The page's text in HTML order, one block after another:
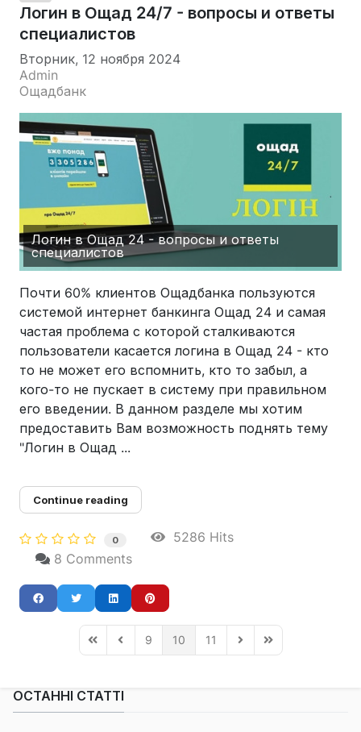
Логин в Ощад 24/7 - вопросы и ответы
специалистов
Вторник, 12 ноября 2024
Admin
Ощадбанк
Логин в Ощад 24 - вопросы и ответы
специалистов
Почти 60% клиентов Ощадбанка пользуются
системой интернет банкинга Ощад 24 и самая
частая проблема с которой сталкиваются
пользователи касается логина в Ощад 24 - кто
то не может его вспомнить, кто то забыл, а
кого-то не пускает в систему при правильном
его введении. В данном разделе мы хотим
предоставить Вам возможность поднять тему
"Логин в Ощад ...
Continue reading
0
5286 Hits
8 Comments
First PagePrevious Page
9 10 11 Next PageLast Page
ОСТАННІ СТАТТІ